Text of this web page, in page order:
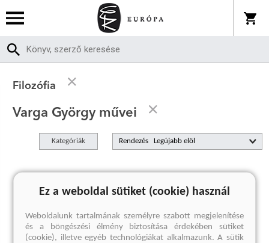
Filozófia
Varga György művei
Kategóriák Rendezés
A keresett kifejezésre nincs találat
Ez a weboldal sütiket (cookie) használ
Weboldalunk tartalmának személyre szabott megjelenítése
és a böngészési élmény biztosítása érdekében sütiket
(cookie), illetve egyéb technológiákat alkalmazunk. A sütik